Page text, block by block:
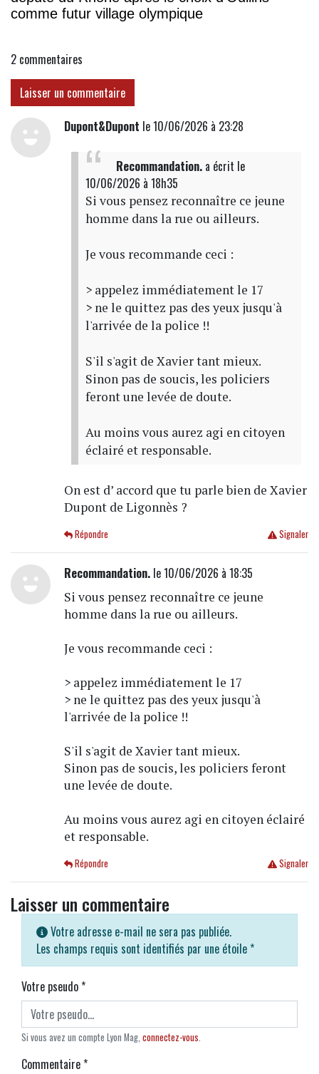
comme futur village olympique
2 commentaires
Laisser un commentaire
Dupont&Dupont le 10/06/2026 à 23:28
Recommandation.a écrit le
10/06/2026 à 18h35
Si vous pensez reconnaître ce jeune
homme dans la rue ou ailleurs.
Je vous recommande ceci :
> appelez immédiatement le 17
> ne le quittez pas des yeux jusqu'à
l'arrivée de la police !!
S'il s'agit de Xavier tant mieux.
Sinon pas de soucis, les policiers
feront une levée de doute.
Au moins vous aurez agi en citoyen
éclairé et responsable.
On est d’ accord que tu parle bien de Xavier
Dupont de Ligonnès ?
Signaler
Répondre
Recommandation.le 10/06/2026 à 18:35
Si vous pensez reconnaître ce jeune
homme dans la rue ou ailleurs.
Je vous recommande ceci :
> appelez immédiatement le 17
> ne le quittez pas des yeux jusqu'à
l'arrivée de la police !!
S'il s'agit de Xavier tant mieux.
Sinon pas de soucis, les policiers feront
une levée de doute.
Au moins vous aurez agi en citoyen éclairé
et responsable.
Signaler
Répondre
Laisser un commentaire
Votre adresse e-mail ne sera pas publiée.
Les champs requis sont identifiés par une étoile *
Votre pseudo*
Si vous avez un compte Lyon Mag, connectez-vous.
Commentaire*